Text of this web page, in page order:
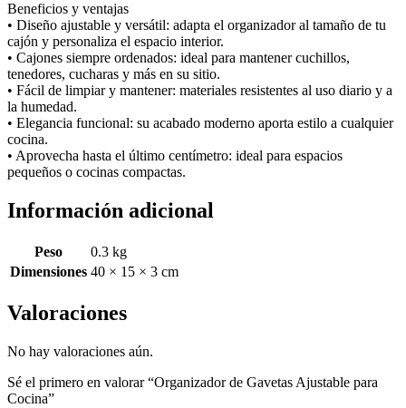
Beneficios y ventajas
• Diseño ajustable y versátil: adapta el organizador al tamaño de tu
cajón y personaliza el espacio interior.
• Cajones siempre ordenados: ideal para mantener cuchillos,
tenedores, cucharas y más en su sitio.
• Fácil de limpiar y mantener: materiales resistentes al uso diario y a
la humedad.
• Elegancia funcional: su acabado moderno aporta estilo a cualquier
cocina.
• Aprovecha hasta el último centímetro: ideal para espacios
pequeños o cocinas compactas.
Información adicional
Peso
0.3 kg
Dimensiones 40 × 15 × 3 cm
Valoraciones
No hay valoraciones aún.
Sé el primero en valorar “Organizador de Gavetas Ajustable para
Cocina”